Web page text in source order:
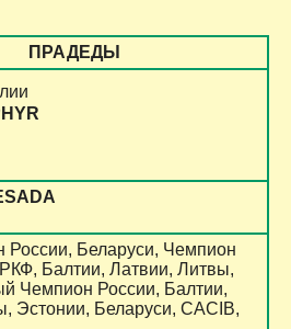
ПРАДЕДЫ
России, Беларуси, Чемпион
Балтии, Латвии, Литвы,
Чемпион России, Балтии,
Эстонии, Беларуси, CACIB,